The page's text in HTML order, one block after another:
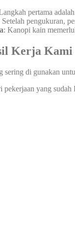
pertama
Setelah pengukuran,
: Kanopi kain
Kerja Kami
sering di gunakan
yang